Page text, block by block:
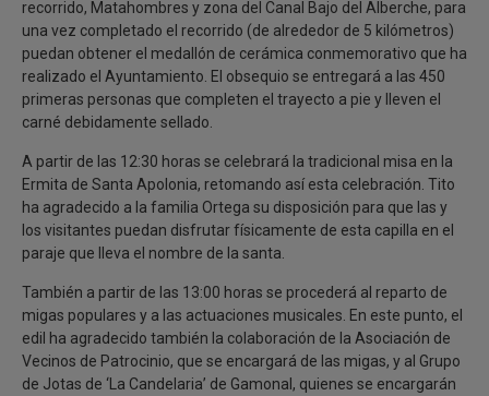
recorrido, Matahombres y zona del Canal Bajo del Alberche, para
una vez completado el recorrido (de alrededor de 5 kilómetros)
puedan obtener el medallón de cerámica conmemorativo que ha
realizado el Ayuntamiento. El obsequio se entregará a las 450
primeras personas que completen el trayecto a pie y lleven el
carné debidamente sellado.
A partir de las 12:30 horas se celebrará la tradicional misa en la
Ermita de Santa Apolonia, retomando así esta celebración. Tito
ha agradecido a la familia Ortega su disposición para que las y
los visitantes puedan disfrutar físicamente de esta capilla en el
paraje que lleva el nombre de la santa.
También a partir de las 13:00 horas se procederá al reparto de
migas populares y a las actuaciones musicales. En este punto, el
edil ha agradecido también la colaboración de la Asociación de
Vecinos de Patrocinio, que se encargará de las migas, y al Grupo
de Jotas de ‘La Candelaria’ de Gamonal, quienes se encargarán